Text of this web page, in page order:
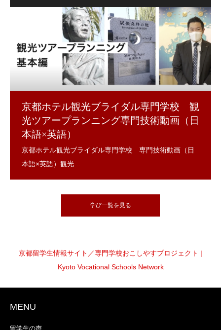
京都ホテル観光ブライダル専門学校 観
光ツアープランニング専門技術動画（日
本語×英語）
学び一覧を見る
京都留学生情報サイト／専門学校おこしやすプロジェクト |
Kyoto Vocational Schools Network
MENU
留学生の声